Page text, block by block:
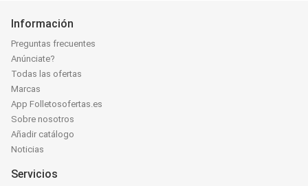
Información
Preguntas frecuentes
Anúnciate?
Todas las ofertas
Marcas
App Folletosofertas.es
Sobre nosotros
Añadir catálogo
Noticias
Servicios